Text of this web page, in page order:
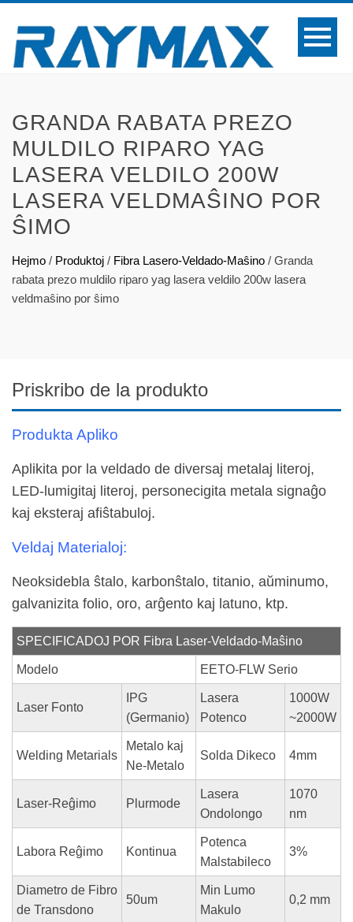
GRANDA RABATA PREZO
MULDILO RIPARO YAG
LASERA VELDILO 200W
LASERA VELDMAŜINO POR
ŜIMO
Hejmo / Produktoj / Fibra Lasero-Veldado-Maŝino / Granda
rabata prezo muldilo riparo yag lasera veldilo 200w lasera
veldmaŝino por ŝimo
Priskribo de la produkto
Produkta Apliko
Aplikita por la veldado de diversaj metalaj literoj,
LED-lumigitaj literoj, personecigita metala signaĝo
kaj eksteraj afiŝtabuloj.
Veldaj Materialoj:
Neoksidebla ŝtalo, karbonŝtalo, titanio, aŭminumo,
galvanizita folio, oro, arĝento kaj latuno, ktp.
SPECIFICADOJ POR Fibra Laser-Veldado-Maŝino
Modelo EETO-FLW Serio
Laser Fonto
IPG
(Germanio)
Lasera
Potenco
1000W
~2000W
Welding Metarials
Metalo kaj
Ne-Metalo
Solda Dikeco 4mm
Laser-Reĝimo Plurmode
Lasera
Ondolongo
1070
nm
Labora Reĝimo Kontinua
Potenca
Malstabileco
3%
Diametro de Fibro
de Transdono
50um
Min Lumo
Makulo
0,2 mm